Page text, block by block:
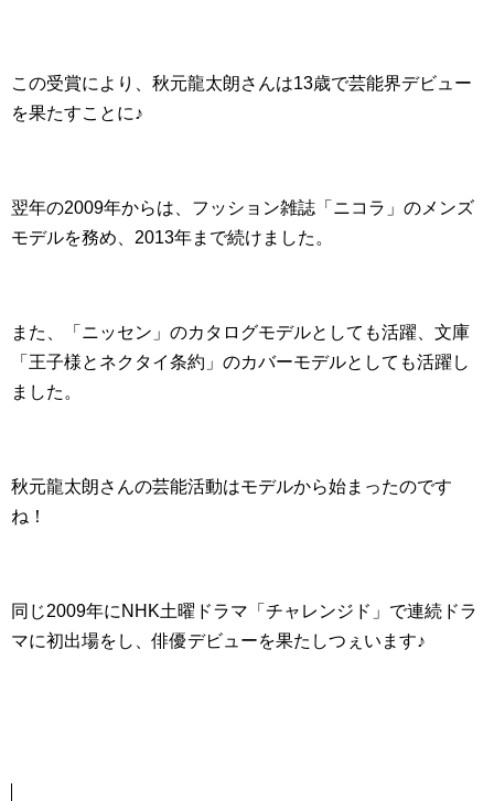
この受賞により、秋元龍太朗さんは13歳で芸能界デビュー
を果たすことに♪
翌年の2009年からは、フッション雑誌「ニコラ」のメンズ
モデルを務め、2013年まで続けました。
また、「ニッセン」のカタログモデルとしても活躍、文庫
「王子様とネクタイ条約」のカバーモデルとしても活躍し
ました。
秋元龍太朗さんの芸能活動はモデルから始まったのです
ね！
同じ2009年にNHK土曜ドラマ「チャレンジド」で連続ドラ
マに初出場をし、俳優デビューを果たしつぇいます♪